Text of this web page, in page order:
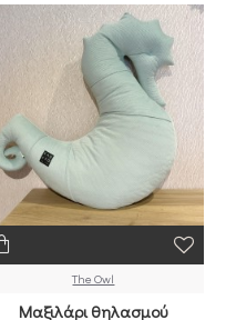
The Owl
Μαξιλάρι θηλασμού